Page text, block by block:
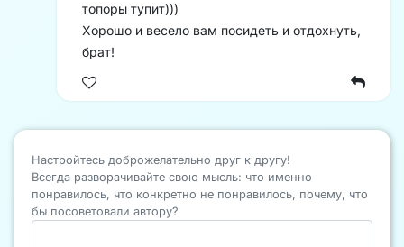
топоры тупит)))
Хорошо и весело вам посидеть и отдохнуть,
брат!
Настройтесь доброжелательно друг к другу!
Всегда разворачивайте свою мысль: что именно
понравилось, что конкретно не понравилось, почему, что
бы посоветовали автору?